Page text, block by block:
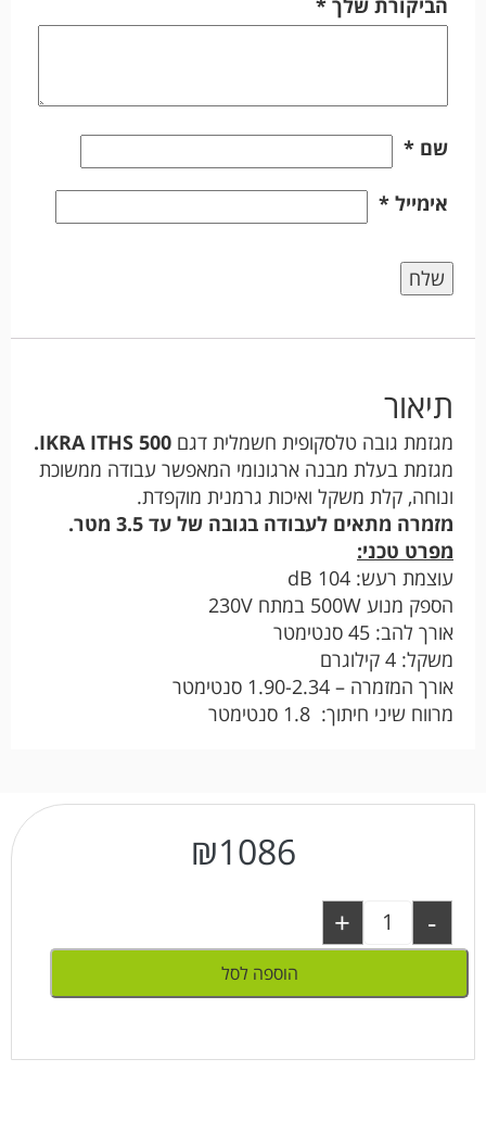
שם *
אימייל *
תיאור
מגזמת גובה טלסקופית חשמלית דגם IKRA ITHS 500.
מגזמת בעלת מבנה ארגונומי המאפשר עבודה ממשוכת
ונוחה, קלת משקל ואיכות גרמנית מוקפדת.
מזמרה מתאים לעבודה בגובה של עד 3.5 מטר.
מפרט טכני:
עוצמת רעש: 104 dB
הספק מנוע 500W במתח 230V
אורך להב: 45 סנטימטר
משקל: 4 קילוגרם
אורך המזמרה – 1.90-2.34 סנטימטר
מרווח שיני חיתוך: 1.8 סנטימטר
₪1086
-
+
הוספה לסל